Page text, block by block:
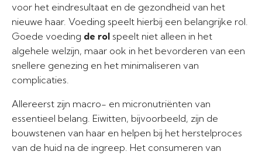
voor het eindresultaat en de gezondheid van het
nieuwe haar. Voeding speelt hierbij een belangrijke rol.
Goede voeding de rol speelt niet alleen in het
algehele welzijn, maar ook in het bevorderen van een
snellere genezing en het minimaliseren van
complicaties.
Allereerst zijn macro- en micronutriënten van
essentieel belang. Eiwitten, bijvoorbeeld, zijn de
bouwstenen van haar en helpen bij het herstelproces
van de huid na de ingreep. Het consumeren van